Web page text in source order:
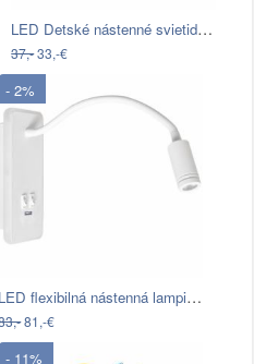
LED Detské nástenné svietidlo s…
37,-33,-€
- 2%
LED flexibilná nástenná lampička s USB…
81,-€
- 11%